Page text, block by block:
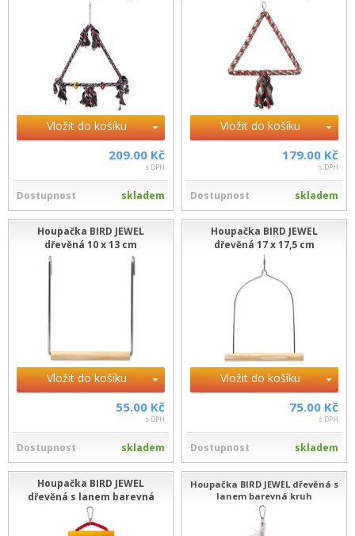
Vložit do košíku
209.00 Kč
s DPH
Dostupnost skladem
Vložit do košíku
179.00 Kč
s DPH
Dostupnost skladem
Houpačka BIRD JEWEL
dřevěná 10 x 13 cm
Vložit do košíku
55.00 Kč
s DPH
Dostupnost skladem
Houpačka BIRD JEWEL
dřevěná 17 x 17,5 cm
Vložit do košíku
75.00 Kč
s DPH
Dostupnost skladem
Houpačka BIRD JEWEL
dřevěná s lanem barevná
Houpačka BIRD JEWEL dřevěná s
lanem barevná kruh